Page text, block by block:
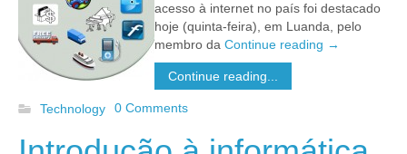
acesso à internet no país foi destacado
hoje (quinta-feira), em Luanda, pelo
membro da Continue reading →
Continue reading...
Technology 0 Comments